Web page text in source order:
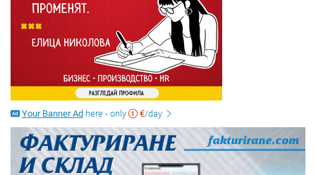
Your Banner Ad here - only €/day